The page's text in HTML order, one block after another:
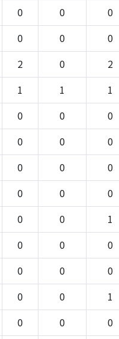
0 0 0
0 0 0
2 0 2
1 1 1
0 0 0
0 0 0
0 0 0
0 0 0
0 0 1
0 0 0
0 0 0
0 0 1
0 0 0